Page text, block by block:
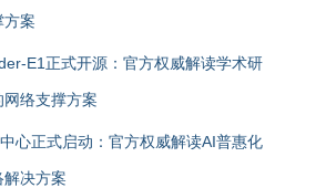
方案
E1正式开源：官方权威解读学术研
络支撑方案
心正式启动：官方权威解读AI普惠化
解决方案